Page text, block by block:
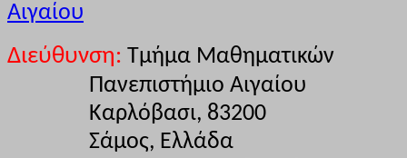
Αιγαίου
Διεύθυνση: Τμήμα Μαθηματικών
Πανεπιστήμιο Αιγαίου
Καρλόβασι, 83200
Σάμος, Ελλάδα